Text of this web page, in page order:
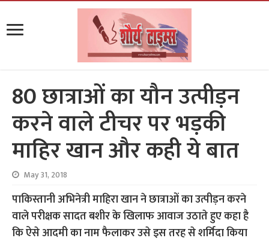
80 छात्राओं का यौन उत्पीड़न
करने वाले टीचर पर भड़की
माहिर खान और कही ये बात
May 31, 2018
पाकिस्तानी अभिनेत्री माहिरा खान ने छात्राओं का उत्पीड़न करने
वाले परीक्षक सादत बशीर के खिलाफ आवाज उठाते हुए कहा है
कि ऐसे आदमी का नाम फैलाकर उसे इस तरह से शर्मिदा किया